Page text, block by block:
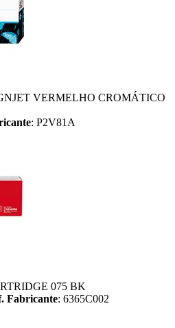
VERMELHO CROMÁTICO
: P2V81A
075 BK
Fabricante: 6365C002